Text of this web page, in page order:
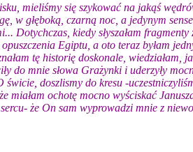
mieliśmy się szykować na jakąś
w głęboką, czarną noc, a jedynym
Dotychczas, kiedy słyszałam
Egiptu, a oto teraz byłam
tę historię doskonale,
mnie słowa Grażynki i uderzyły
doszlismy do kresu -
że miałam ochotę mocno wyściskać
że On sam wyprowadzi mnie z